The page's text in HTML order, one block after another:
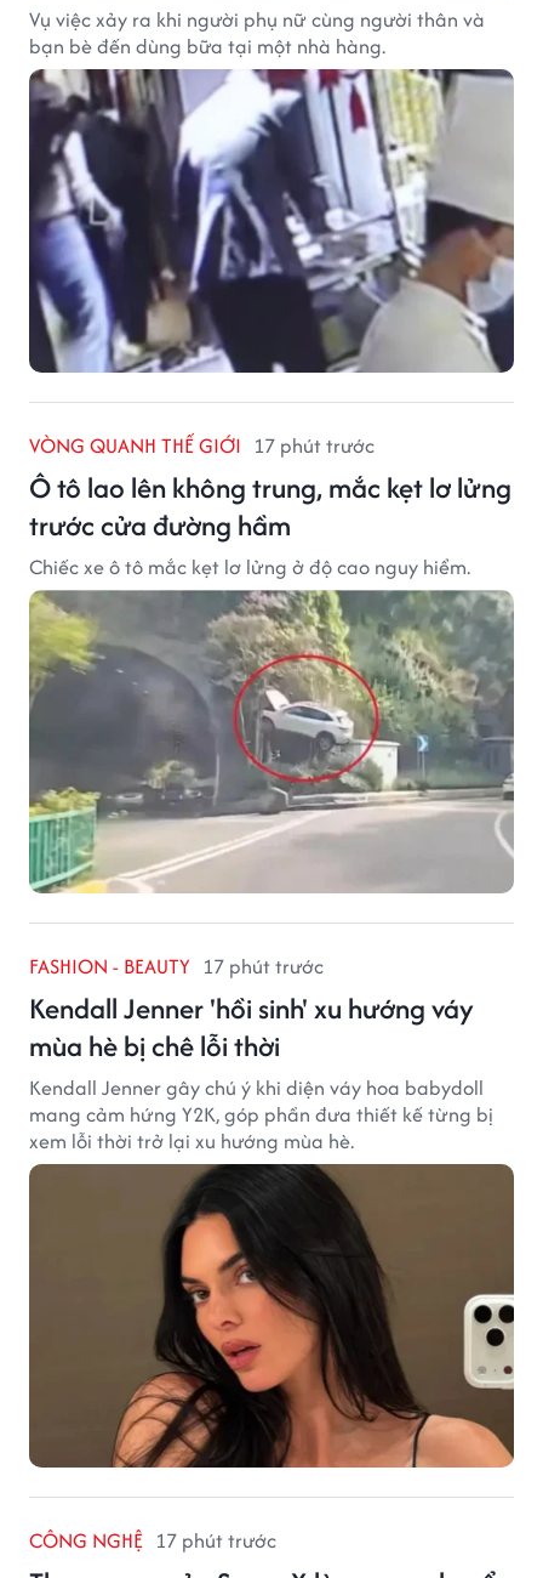
Vụ việc xảy ra khi người phụ nữ cùng người thân và
bạn bè đến dùng bữa tại một nhà hàng.
VÒNG QUANH THẾ GIỚI 17 phút trước
Ô tô lao lên không trung, mắc kẹt lơ lửng
trước cửa đường hầm
Chiếc xe ô tô mắc kẹt lơ lửng ở độ cao nguy hiểm.
FASHION - BEAUTY 17 phút trước
Kendall Jenner 'hồi sinh' xu hướng váy
mùa hè bị chê lỗi thời
Kendall Jenner gây chú ý khi diện váy hoa babydoll
mang cảm hứng Y2K, góp phần đưa thiết kế từng bị
xem lỗi thời trở lại xu hướng mùa hè.
CÔNG NGHỆ 17 phút trước